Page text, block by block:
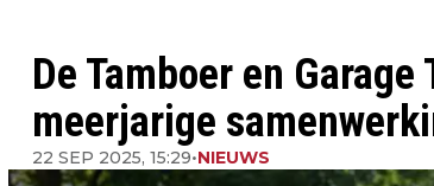
De Tamboer en
meerjarige
22 SEP 2025, 15:29•NIEUWS